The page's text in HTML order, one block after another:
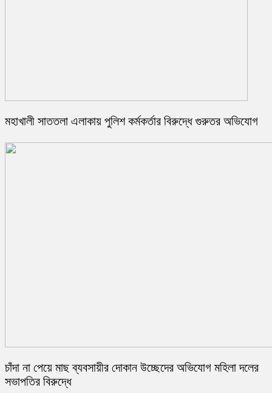
মহাখালী সাততলা এলাকায় পুলিশ কর্মকর্তার বিরুদ্ধে গুরুতর অভিযোগ
চাঁদা না পেয়ে মাছ ব্যবসায়ীর দোকান উচ্ছেদের অভিযোগ মহিলা দলের
সভাপতির বিরুদ্ধে